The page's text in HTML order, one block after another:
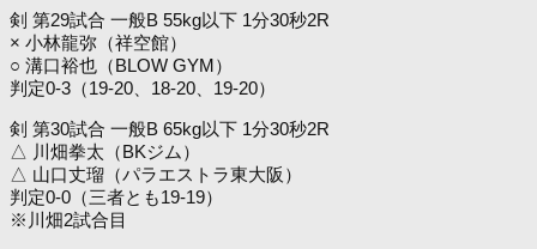
剣 第29試合 一般B 55kg以下 1分30秒2R
× 小林龍弥（祥空館）
○ 溝口裕也（BLOW GYM）
判定0-3（19-20、18-20、19-20）
剣 第30試合 一般B 65kg以下 1分30秒2R
△ 川畑拳太（BKジム）
△ 山口丈瑠（パラエストラ東大阪）
判定0-0（三者とも19-19）
※川畑2試合目